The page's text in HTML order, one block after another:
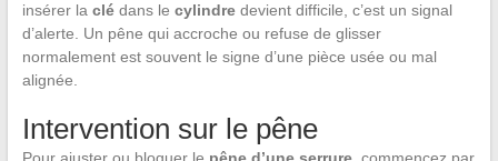
insérer la clédans le cylindredevient difficile, c’est un signal
d’alerte. Un pêne qui accroche ou refuse de glisser
normalement est souvent le signe d’une pièce usée ou mal
alignée.
Intervention sur le pêne